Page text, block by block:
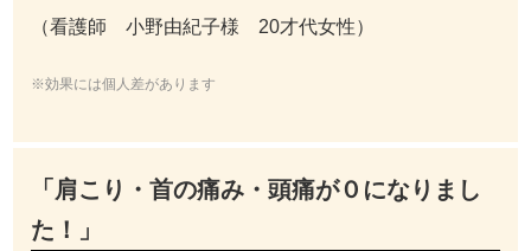
（看護師 小野由紀子様 20才代女性）
※効果には個人差があります
「肩こり・首の痛み・頭痛が０になりまし
た！」